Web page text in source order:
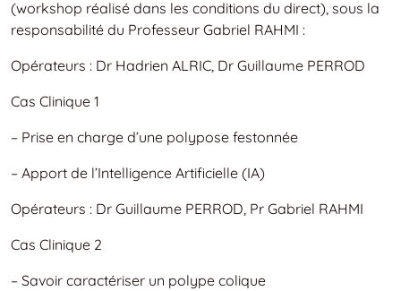
(workshop réalisé dans les conditions du direct), sous la
responsabilité du Professeur Gabriel RAHMI :
Opérateurs : Dr Hadrien ALRIC, Dr Guillaume PERROD
Cas Clinique 1
– Prise en charge d’une polypose festonnée
– Apport de l’Intelligence Artificielle (IA)
Opérateurs : Dr Guillaume PERROD, Pr Gabriel RAHMI
Cas Clinique 2
– Savoir caractériser un polype colique